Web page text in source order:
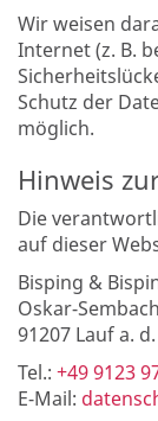
Wir weisen
Internet (z. B.
Schutz der
möglich.
Hinweis
Die
auf dieser
Bisping &
Oskar-
91207 Lauf a.
Tel.: +49 9123
E-Mail: